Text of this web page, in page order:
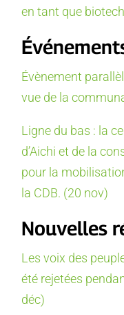
en tant que
Évènement
vue de la
Ligne du bas : la
d’Aichi et de la
pour la
la CDB. (20 nov)
Nouvelles
Les voix des
été rejetées
déc)